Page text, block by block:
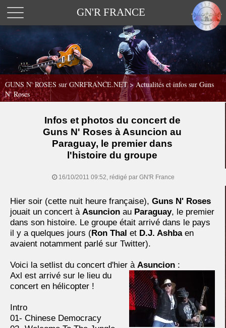
GN'R FRANCE
GUNS N' ROSES sur GNRFRANCE.NET>Actualités et infos sur Guns
N' Roses
Infos et photos du concert de
Guns N' Roses à Asuncion au
Paraguay, le premier dans
l'histoire du groupe
16/10/2011 09:52, rédigé par GN'R France
Hier soir (cette nuit heure française), Guns N' Roses
jouait un concert à Asuncion au Paraguay, le premier
dans son histoire. Le groupe était arrivé dans le pays
il y a quelques jours (Ron Thal et D.J. Ashba en
avaient notamment parlé sur Twitter).
Voici la setlist du concert d'hier à Asuncion :
Axl est arrivé sur le lieu du
concert en hélicopter !
Intro
01- Chinese Democracy